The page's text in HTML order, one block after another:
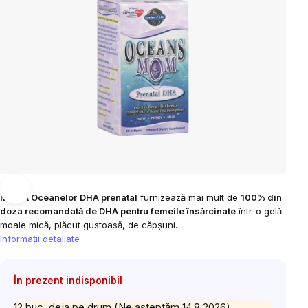
MAMA Oceanelor DHA prenatal furnizează mai mult de 100% din
doza recomandată de DHA pentru femeile însărcinateîntr-o gelă
moale mică, plăcut gustoasă, de căpșuni.
Informaţii detaliate
În prezent indisponibil